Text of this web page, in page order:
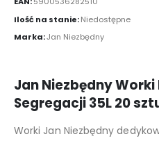
Ilość na stanie:Niedostępne
Marka:Jan Niezbędny
Jan Niezbędny
Segregacji 35L 20
Worki Jan Niezbędny